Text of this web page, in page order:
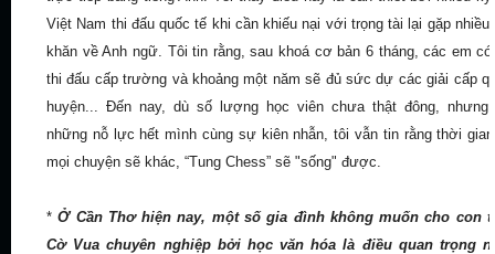
Việt Nam thi đấu quốc tế khi cần khiếu nại với trọng tài lại gặp nhiều
khăn về Anh ngữ. Tôi tin rằng, sau khoá cơ bản 6 tháng, các em
thi đấu cấp trường và khoảng một năm sẽ đủ sức dự các giải cấp
huyện... Đến nay, dù số lượng học viên chưa thật đông, nhưng
những nỗ lực hết mình cùng sự kiên nhẫn, tôi vẫn tin rằng thời
mọi chuyện sẽ khác, “Tung Chess” sẽ "sống" được.
*Ở Cần Thơ hiện nay, một số gia đình không muốn cho con
Cờ Vua chuyên nghiệp bởi học văn hóa là điều quan trọng